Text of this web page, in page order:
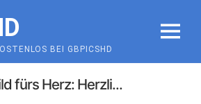
BEI GBPICSHD
MENU
fürs Herz: Herzli...